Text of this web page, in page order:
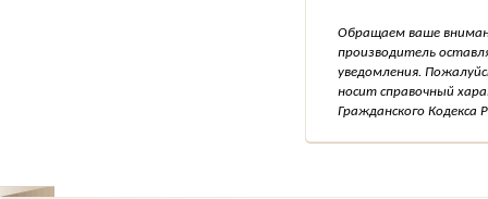
Обращаем ваше
производитель
уведомления.
носит справочный
Гражданского Кодекса